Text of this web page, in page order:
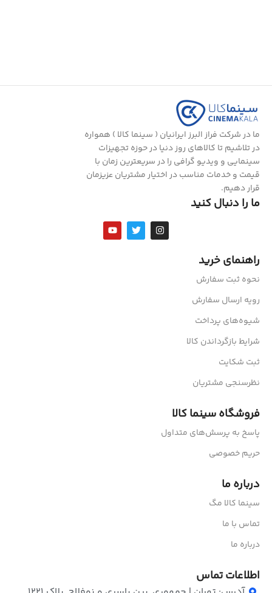
ما در شرکت فراز البرز ایرانیان ( سینما کالا ) همواره
در تلاشیم تا کالاهای روز دنیا در حوزه تجهیزات
سینمایی و ویدیو گرافی را در سریعترین زمان با
قیمت و خدمات مناسب در اختیار مشتریان عزیزمان
قرار دهیم.
ما را دنبال کنید
راهنمای خرید
نحوه ثبت سفارش
رویه ارسال سفارش
شیوه‌های پرداخت
شرایط بازگرداندن کالا
ثبت شکایت
نظرسنجی مشتریان
فروشگاه سینما کالا
پاسخ به پرسش‌های متداول
حریم خصوصی
درباره ما
سینما کالا مگ
تماس با ما
درباره ما
اطلاعات تماس